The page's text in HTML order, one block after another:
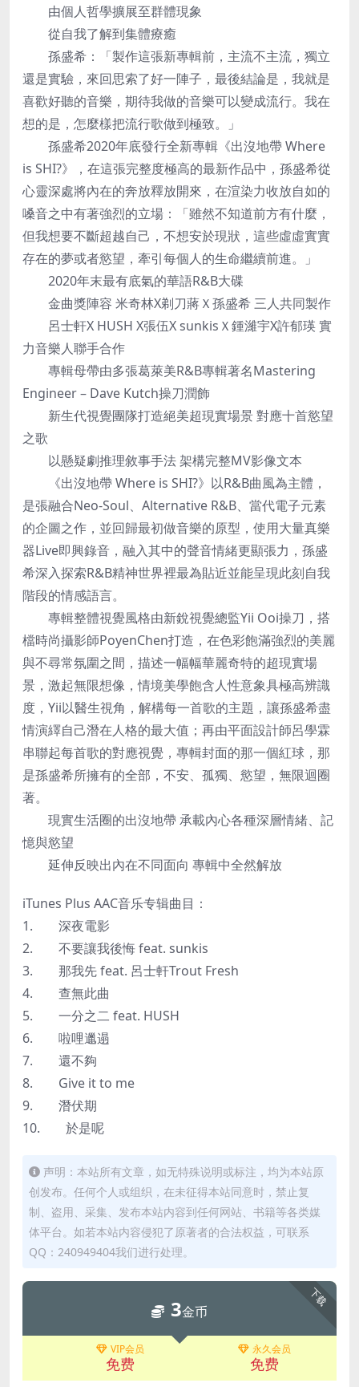
由個人哲學擴展至群體現象
從自我了解到集體療癒
孫盛希：「製作這張新專輯前，主流不主流，獨立
還是實驗，來回思索了好一陣子，最後結論是，我就是
喜歡好聽的音樂，期待我做的音樂可以變成流行。我在
想的是，怎麼樣把流行歌做到極致。」
孫盛希2020年底發行全新專輯《出沒地帶 Where
is SHI?》，在這張完整度極高的最新作品中，孫盛希從
心靈深處將內在的奔放釋放開來，在渲染力收放自如的
嗓音之中有著強烈的立場：「雖然不知道前方有什麼，
但我想要不斷超越自己，不想安於現狀，這些虛虛實實
存在的夢或者慾望，牽引每個人的生命繼續前進。」
2020年末最有底氣的華語R&B大碟
金曲獎陣容 米奇林X剃刀蔣Ｘ孫盛希 三人共同製作
呂士軒X HUSH X張伍X sunkisＸ鍾濰宇X許郁瑛 實
力音樂人聯手合作
專輯母帶由多張葛萊美R&B專輯著名Mastering
Engineer – Dave Kutch操刀潤飾
新生代視覺團隊打造絕美超現實場景 對應十首慾望
之歌
以懸疑劇推理敘事手法 架構完整MV影像文本
《出沒地帶 Where is SHI?》以R&B曲風為主體，
是張融合Neo-Soul、Alternative R&B、當代電子元素
的企圖之作，並回歸最初做音樂的原型，使用大量真樂
器Live即興錄音，融入其中的聲音情緒更顯張力，孫盛
希深入探索R&B精神世界裡最為貼近並能呈現此刻自我
階段的情感語言。
專輯整體視覺風格由新銳視覺總監Yii Ooi操刀，搭
檔時尚攝影師PoyenChen打造，在色彩飽滿強烈的美麗
與不尋常氛圍之間，描述一幅幅華麗奇特的超現實場
景，激起無限想像，情境美學飽含人性意象具極高辨識
度，Yii以醫生視角，解構每一首歌的主題，讓孫盛希盡
情演繹自己潛在人格的最大值；再由平面設計師呂學霖
串聯起每首歌的對應視覺，專輯封面的那一個紅球，那
是孫盛希所擁有的全部，不安、孤獨、慾望，無限迴圈
著。
現實生活圈的出沒地帶 承載內心各種深層情緒、記
憶與慾望
延伸反映出內在不同面向 專輯中全然解放
iTunes Plus AAC音乐专辑曲目：
1. 深夜電影
2. 不要讓我後悔 feat. sunkis
3. 那我先 feat. 呂士軒Trout Fresh
4. 查無此曲
5. 一分之二 feat. HUSH
6. 啦哩邋遢
7. 還不夠
8. Give it to me
9. 潛伏期
10. 於是呢
声明：本站所有文章，如无特殊说明或标注，均为本站原
创发布。任何个人或组织，在未征得本站同意时，禁止复
制、盗用、采集、发布本站内容到任何网站、书籍等各类媒
体平台。如若本站内容侵犯了原著者的合法权益，可联系
QQ：240949404我们进行处理。
下载
3金币
VIP会员
免费
永久会员
免费